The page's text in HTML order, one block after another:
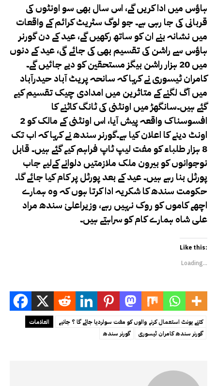
ہاؤس میں ادا کریں گے، اس سال بھی سو اونٹوں کی
قربانی کی جا رہی ہے۔ جو لوگ سٹریٹ کرائم کے واقعات
میں نشانہ بنے ان کو ساتھ رکھیں گے، عید کے دن گورنر
ہاؤس سے راشن کی تقسیم بھی کی جائے گی، عید کے دنوں
میں 20 ہزار راشن بیگز مستحقین کو دیے جائیں گے۔
کامران ٹیسوری نے کہا کہ سانحہ پریٹ آباد حیدرآباد
میں آگ لگنے کے متاثرین میں امدادی چیک تقسیم کیے
گئے ہیں۔سانگھڑ میں اونٹنی کی ٹانگ کاٹنے کا
افسوسناک واقعہ پیش آیا، اس اونٹنی کے مالک کو 2
اونٹ دینے کا اعلان کیا ہے۔گورنر سندھ نے کہا کہ اب تک
8 ہزار طلباء کو مفت لیپ ٹاپ فراہم کیے گئے ہیں۔ قابل
نوجوانوں کو بیرون ملک ملازمتیں دلوانے کےلیے جاب
پورٹل بنا رہے ہیں۔ عید کے بعد پورٹل پر کام کیا جائے گا۔
حکومت سندھ کا شکریہ ادا کرتا ہوں کہ وہ ہمارے
اچھے کاموں کو روک نہیں رہے، وزیراعلیٰ سندھ مراد
علی شاہ ہمارے کام کو سراہتے ہیں۔
Like this:
Loading...
العلامات
کتنے یونٹ استعمال کرنے والوں کو مفت سولردیا جائے گا ؟ جانیے
گورنر سندھ
گورنر سندھ کامران ٹیسوری